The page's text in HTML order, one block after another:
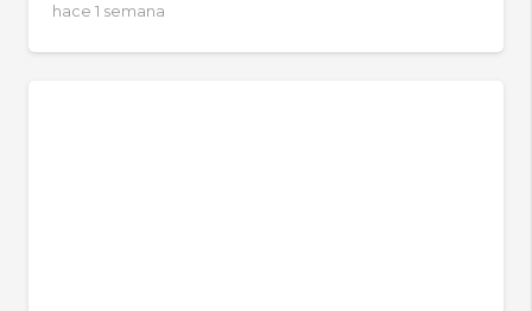
hace 1 semana